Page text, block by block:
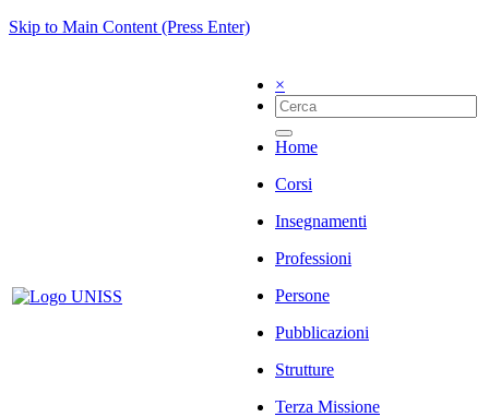
Skip to Main Content (Press Enter)
×
Home
Corsi
Insegnamenti
Professioni
Persone
Pubblicazioni
Strutture
Terza Missione